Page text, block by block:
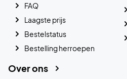
FAQ
Laagste prijs
Bestelstatus
Bestelling herroepen
Over ons